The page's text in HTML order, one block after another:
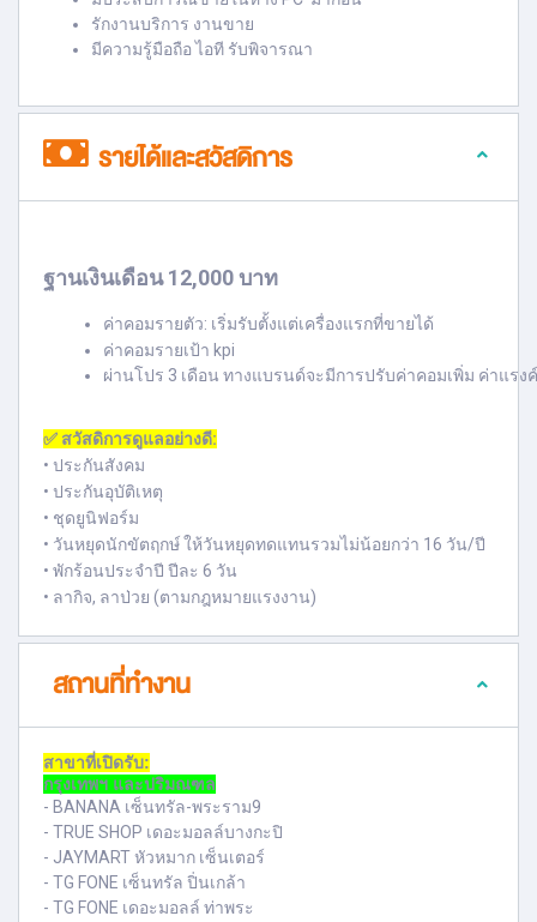
รักงานบริการ งานขาย
มีความรู้มือถือ ไอที รับพิจารณา
รายได้และสวัสดิการ
ฐานเงินเดือน 12,000 บาท
ค่าคอมรายตัว: เริ่มรับตั้งแต่เครื่องแรกที่ขายได้
ค่าคอมรายเป้า kpi
ผ่านโปร 3 เดือน ทางแบรนด์จะมีการปรับค่าคอมเพิ่ม ค่าแรง
✅ สวัสดิการดูแลอย่างดี:
• ประกันสังคม
• ประกันอุบัติเหตุ
• ชุดยูนิฟอร์ม
• วันหยุดนักขัตฤกษ์ ให้วันหยุดทดแทนรวมไม่น้อยกว่า 16 วัน/ปี
• พักร้อนประจำปี ปีละ 6 วัน
• ลากิจ, ลาป่วย (ตามกฎหมายแรงงาน)
สถานที่ทำงาน
สาขาที่เปิดรับ:
กรุงเทพฯ และปริมณฑล
- BANANA เซ็นทรัล-พระราม9
- TRUE SHOP เดอะมอลล์บางกะปิ
- JAYMART หัวหมาก เซ็นเตอร์
- TG FONE เซ็นทรัล ปิ่นเกล้า
- TG FONE เดอะมอลล์ ท่าพระ